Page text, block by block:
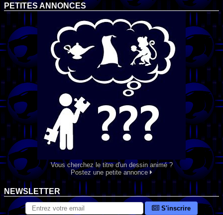
PETITES ANNONCES
Vous cherchez le titre d'un dessin animé ?
Postez une petite annonce
NEWSLETTER
S'inscrire